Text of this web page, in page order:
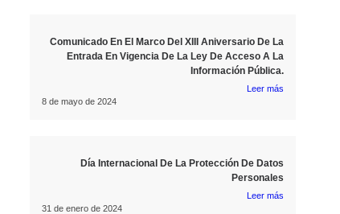
Comunicado En El Marco Del XIII Aniversario De La
Entrada En Vigencia De La Ley De Acceso A La
Información Pública.
Leer más
8 de mayo de 2024
Día Internacional De La Protección De Datos
Personales
Leer más
31 de enero de 2024